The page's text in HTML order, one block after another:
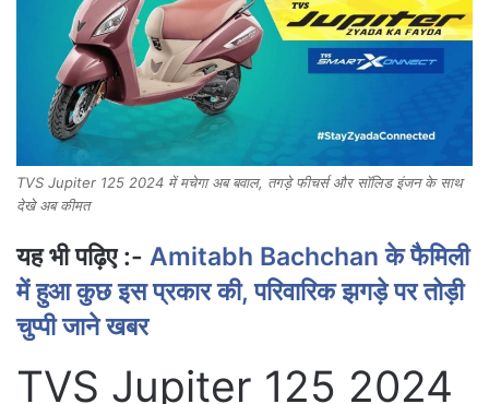
TVS Jupiter 125 2024 में मचेगा अब बवाल, तगड़े फीचर्स और सॉलिड इंजन के साथ
देखे अब कीमत
यह भी पढ़िए :- Amitabh Bachchan के फैमिली
में हुआ कुछ इस प्रकार की, परिवारिक झगड़े पर तोड़ी
चुप्पी जाने खबर
TVS Jupiter 125 2024